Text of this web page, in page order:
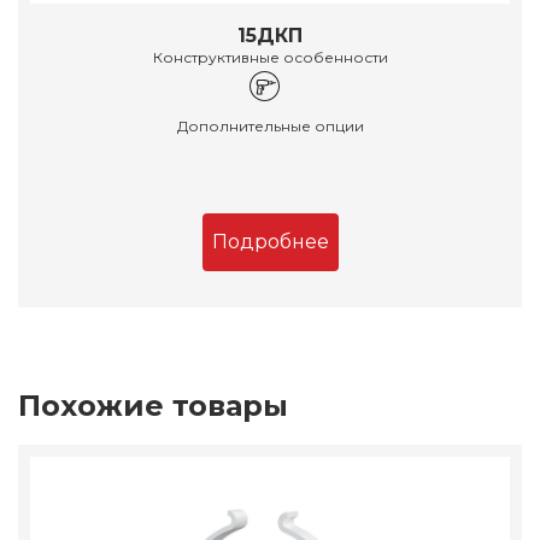
15ДКП
Конструктивные особенности
Дополнительные опции
Подробнее
Похожие товары